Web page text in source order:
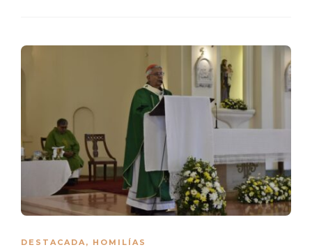
DESTACADA, HOMILÍAS